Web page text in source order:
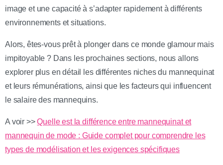
image et une capacité à s’adapter rapidement à différents
environnements et situations.
Alors, êtes-vous prêt à plonger dans ce monde glamour mais
impitoyable ? Dans les prochaines sections, nous allons
explorer plus en détail les différentes niches du mannequinat
et leurs rémunérations, ainsi que les facteurs qui influencent
le salaire des mannequins.
A voir >>Quelle est la différence entre mannequinat et
mannequin de mode : Guide complet pour comprendre les
types de modélisation et les exigences spécifiques